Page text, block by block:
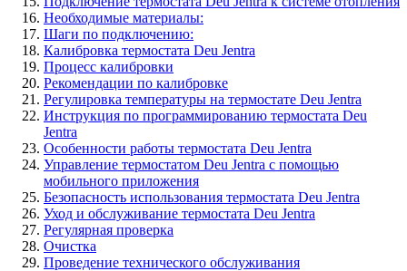
Необходимые материалы:
Шаги по подключению:
Калибровка термостата Deu Jentra
Процесс калибровки
Рекомендации по калибровке
Регулировка температуры на термостате Deu Jentra
Инструкция по программированию термостата Deu
Jentra
Особенности работы термостата Deu Jentra
Управление термостатом Deu Jentra с помощью
мобильного приложения
Безопасность использования термостата Deu Jentra
Уход и обслуживание термостата Deu Jentra
Регулярная проверка
Очистка
Проведение технического обслуживания